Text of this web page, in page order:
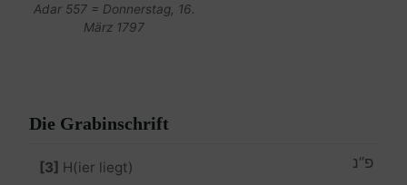
Adar 557 = Donnerstag, 16.
März 1797
Die Grabinschrift
[3] H(ier liegt)
פ”נ